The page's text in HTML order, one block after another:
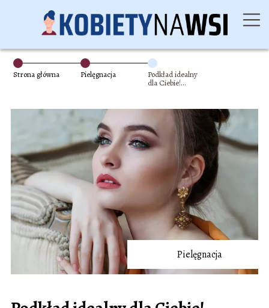
Strona główna Pielęgnacja
Podkład idealny
dla Ciebie!
Pielęgnacja